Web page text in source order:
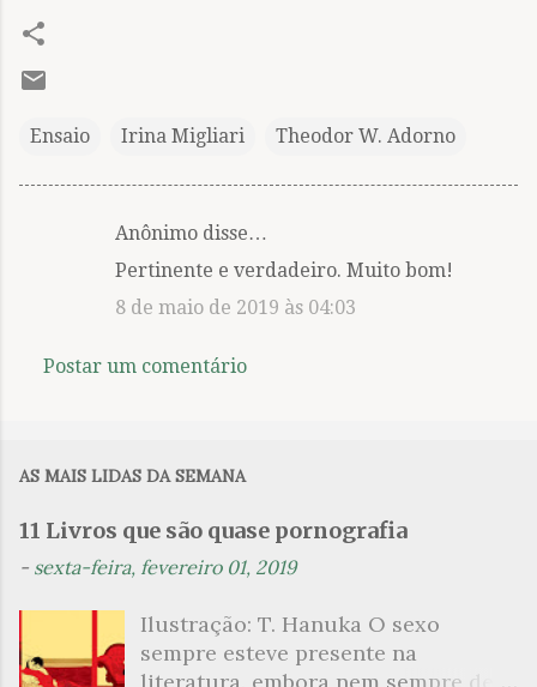
Ensaio Irina Migliari Theodor W. Adorno
n
r
s
Anônimo disse…
Pertinente e verdadeiro. Muito bom!
8 de maio de 2019 às 04:03
Postar um comentário
AS MAIS LIDAS DA SEMANA
11 Livros que são quase pornografia
- sexta-feira, fevereiro 01, 2019
Ilustração: T. Hanuka O sexo
sempre esteve presente na